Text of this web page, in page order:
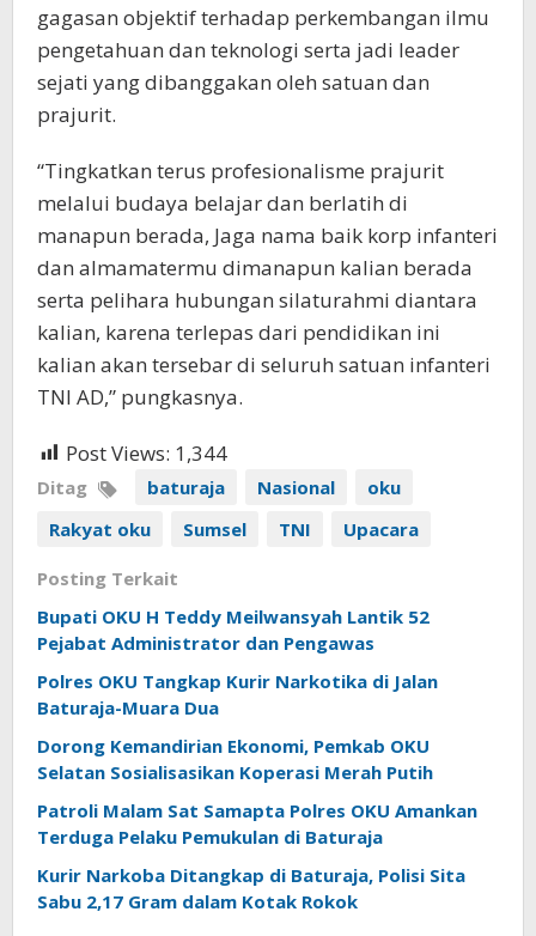
gagasan objektif terhadap perkembangan ilmu
pengetahuan dan teknologi serta jadi leader
sejati yang dibanggakan oleh satuan dan
prajurit.
“Tingkatkan terus profesionalisme prajurit
melalui budaya belajar dan berlatih di
manapun berada, Jaga nama baik korp infanteri
dan almamatermu dimanapun kalian berada
serta pelihara hubungan silaturahmi diantara
kalian, karena terlepas dari pendidikan ini
kalian akan tersebar di seluruh satuan infanteri
TNI AD,” pungkasnya.
Post Views: 1,344
Ditag baturaja Nasional
oku
Rakyat oku
Sumsel TNI Upacara
Posting Terkait
Bupati OKU H Teddy Meilwansyah Lantik 52
Pejabat Administrator dan Pengawas
Polres OKU Tangkap Kurir Narkotika di Jalan
Baturaja-Muara Dua
Dorong Kemandirian Ekonomi, Pemkab OKU
Selatan Sosialisasikan Koperasi Merah Putih
Patroli Malam Sat Samapta Polres OKU Amankan
Terduga Pelaku Pemukulan di Baturaja
Kurir Narkoba Ditangkap di Baturaja, Polisi Sita
Sabu 2,17 Gram dalam Kotak Rokok